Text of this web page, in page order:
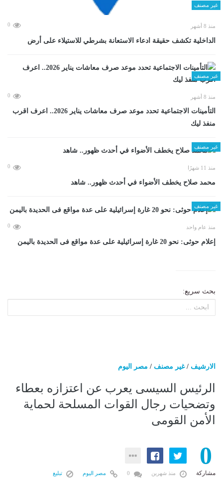
غير مصنف
منذ 8 أشهر 0
الداخلية تكشف حقيقة ادعاء الاستعانة بشرطي للاستيلاء على أرض
غير مصنف
منذ 8 أشهر 0
التأمينات الاجتماعية تحدد موعد صرف معاشات يناير 2026.. اعرف اقرب
منفذ ليك
غير مصنف
منذ 11 شهرًا 0
محمد صلاح يخطف الأضواء في أحدث ظهور.. شاهد
غير مصنف
منذ عام واحد 0
إعلام حوثى: نحو 20 غارة إسرائيلية على عدة مواقع فى الحديدة باليمن
بحث سريع:
الارشيف /غير مصنف / مصر اليوم
الرئيس السيسى يعرب عن اعتزازه بعطاء
وتضحيات رجال القوات المسلحة لحماية
الأمن القومى
0
مشاركة منذ شهرين مصر اليوم تبليغ